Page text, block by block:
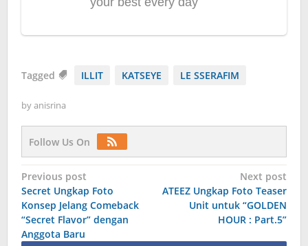
Tagged ILLIT KATSEYE LE SSERAFIM
byanisrina
Follow Us On
Post
navigation
Previous post
Secret Ungkap Foto
Konsep Jelang Comeback
“Secret Flavor” dengan
Anggota Baru
Next post
ATEEZ Ungkap Foto Teaser
Unit untuk “GOLDEN
HOUR : Part.5”